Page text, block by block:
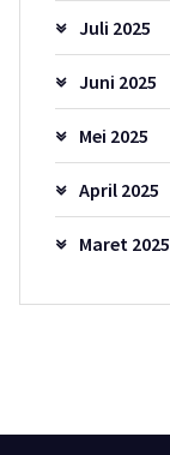
Juli 2025
Juni 2025
Mei 2025
April 2025
Maret 2025